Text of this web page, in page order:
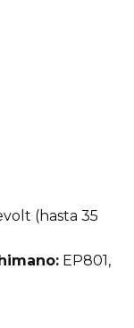
(hasta 35
EP801,